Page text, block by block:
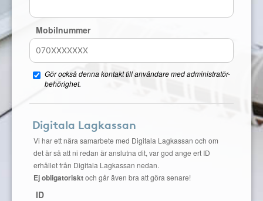
Mobilnummer
Gör också denna kontakt till användare med administratör-
behörighet.
Digitala Lagkassan
Vi har ett nära samarbete med Digitala Lagkassan och om
det är så att ni redan är anslutna dit, var god ange ert ID
erhållet från Digitala Lagkassan nedan.
Ej obligatorisktoch går även bra att göra senare!
ID